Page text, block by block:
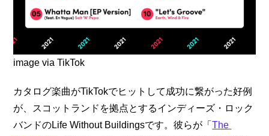
image via TikTok
カタログ楽曲がTikTokでヒットして成功に繋がった好例
が、スコットランドを拠点とするインディーズ・ロック
バンドのLife Without Buildingsです。彼らが「The